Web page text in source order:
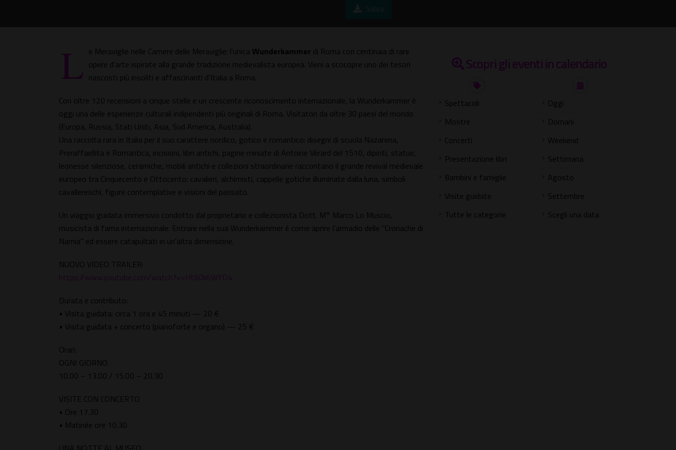
Salva
L e Meraviglie nelle Camere delle Meraviglie: l'unica Wunderkammer di Roma con centinaia di rare
opere d'arte ispirate alla grande tradizione medievalista europea. Vieni a scocopre uno dei tesori
nascosti più insoliti e affascinanti d'Italia a Roma.
Con oltre 120 recensioni a cinque stelle e un crescente riconoscimento internazionale, la Wunderkammer è
oggi una delle esperienze culturali indipendenti più originali di Roma. Visitatori da oltre 30 paesi del mondo
(Europa, Russia, Stati Uniti, Asia, Sud America, Australia).
Una raccolta rara in Italia per il suo carattere nordico, gotico e romantico: disegni di scuola Nazarena,
Preraffaellita e Romantica, incisioni, libri antichi, pagine miniate di Antoine Vérard del 1510, dipinti, statue,
leonesse silenziose, ceramiche, mobili antichi e collezioni straordinarie raccontano il grande revival medievale
europeo tra Cinquecento e Ottocento: cavalieri, alchimisti, cappelle gotiche illuminate dalla luna, simboli
cavallereschi, figure contemplative e visioni del passato.
Un viaggio guidata immersivo condotto dal proprietario e collezionista Dott. M° Marco Lo Muscio,
musicista di fama internazionale. Entrare nella sua Wunderkammer è come aprire l'armadio delle "Cronache di
Narnia" ed essere catapultati in un'altra dimensione.
NUOVO VIDEO TRAILER:
https://www.youtube.com/watch?v=Ht60li6WYD4
Durata e contributo:
• Visita guidata: circa 1 ora e 45 minuti — 20 €
• Visita guidata + concerto (pianoforte e organo) — 25 €
Orari:
OGNI GIORNO
10.00 – 13.00 / 15.00 – 20.30
VISITE CON CONCERTO
• Ore 17.30
• Matinée ore 10.30
Scopri gli eventi in calendario
Spettacoli
Mostre
Concerti
Presentazione libri
Bambini e famiglie
Visite guidate
Tutte le categorie
Oggi
Domani
Weekend
Settimana
Agosto
Settembre
Scegli una data